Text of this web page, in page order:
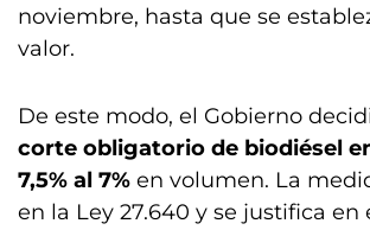
noviembre, hasta que se
valor.
De este modo, el Gobierno
corte obligatorio de biodiésel
7,5% al 7% en volumen. La
en la Ley 27.640 y se justifica en